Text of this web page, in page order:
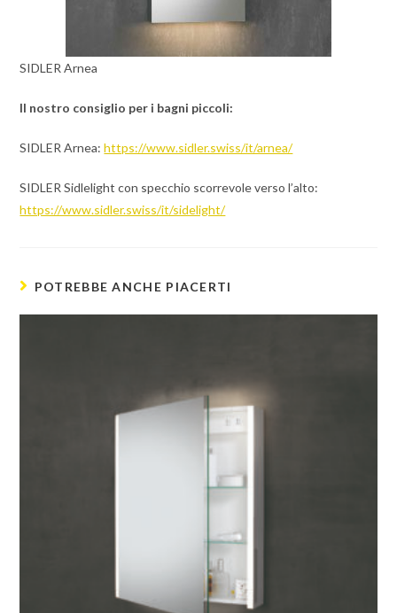
SIDLER Arnea
Il nostro consiglio per i bagni piccoli:
SIDLER Arnea:https://www.sidler.swiss/it/arnea/
SIDLER Sidlelight con specchio scorrevole verso l’alto:
https://www.sidler.swiss/it/sidelight/
POTREBBE ANCHE PIACERTI